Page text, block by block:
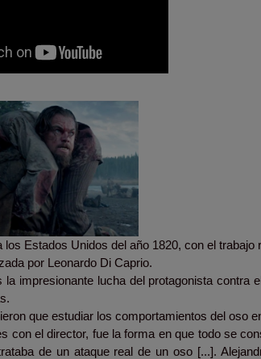
Estados Unidos del año 1820, con el trabajo
por Leonardo Di Caprio.
impresionante lucha del protagonista contra
que estudiar los comportamientos del oso
con el director, fue la forma en que todo se
de un ataque real de un oso [...].